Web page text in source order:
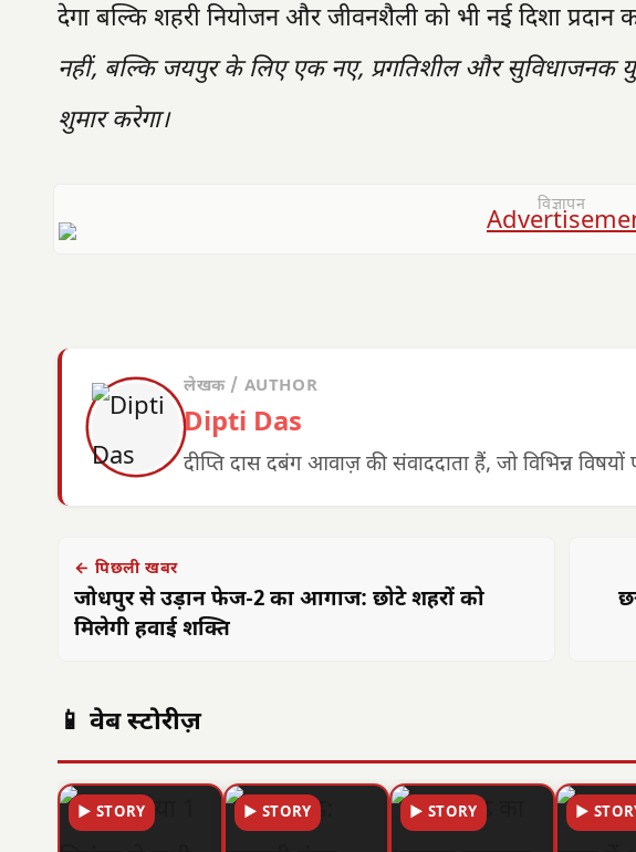
देगा बल्कि शहरी नियोजन और जीवनशैली को भी नई दिशा प्रदान
नहीं, बल्कि जयपुर के लिए एक नए, प्रगतिशील और
शुमार करेगा।
विज्ञापन
लेखक / AUTHOR
Dipti Das
दीप्ति दास दबंग आवाज़ की संवाददाता हैं, जो विभिन्न
← पिछली खबर
जोधपुर से उड़ान फेज-2 का आगाज: छोटे शहरों को
मिलेगी हवाई शक्ति
📱 वेब स्टोरीज़
▶ STORY ▶ STORY ▶ STORY ▶